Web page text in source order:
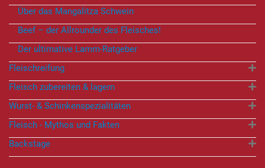
Über das Mangalitza Schwein
Beef – der Allrounder des Fleisches!
Der ultimative Lamm-Ratgeber
Fleischreifung
Fleisch zubereiten & lagern
Wurst- & Schinkenspezialitäten
Fleisch - Mythos und Fakten
Backstage